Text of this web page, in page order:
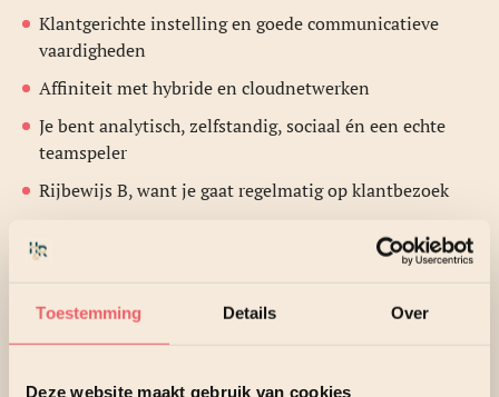
Toestemming Details Over
Deze website maakt gebruik van cookies
Klantgerichte instelling en goede communicatieve
vaardigheden
Affiniteit met hybride en cloudnetwerken
Je bent analytisch, zelfstandig, sociaal én een echte
teamspeler
Rijbewijs B, want je gaat regelmatig op klantbezoek
Pré:
Ervaring met Aruba en/of Fortinet NSE 5,6,7
Ervaring met ClearPass, Aruba Central en/of
FortiManager
Certificeringen zoals ACSP, NSE4 of vergelijkbaar